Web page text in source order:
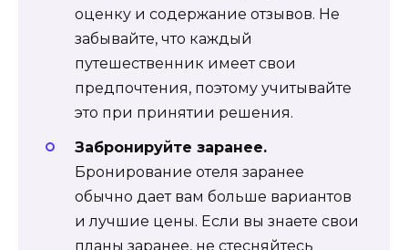
оценку и содержание отзывов. Не
забывайте, что каждый
путешественник имеет свои
предпочтения, поэтому учитывайте
это при принятии решения.
Забронируйте заранее.
Бронирование отеля заранее
обычно дает вам больше вариантов
и лучшие цены. Если вы знаете свои
планы заранее, не стесняйтесь